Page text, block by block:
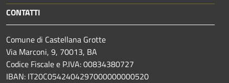
CONTATTI
Comune di Castellana Grotte
Via Marconi, 9, 70013, BA
Codice Fiscale e P.IVA: 00834380727
IBAN: IT20C0542404297000000000520